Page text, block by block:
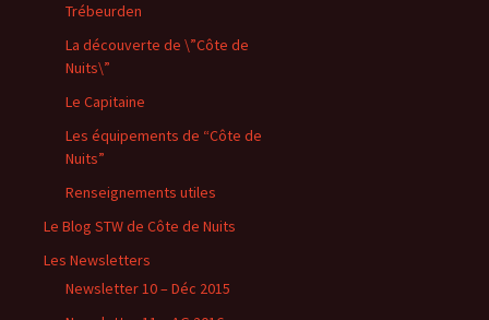
Trébeurden
La découverte de \”Côte de
Nuits\”
Le Capitaine
Les équipements de “Côte de
Nuits”
Renseignements utiles
Le Blog STW de Côte de Nuits
Les Newsletters
Newsletter 10 – Déc 2015